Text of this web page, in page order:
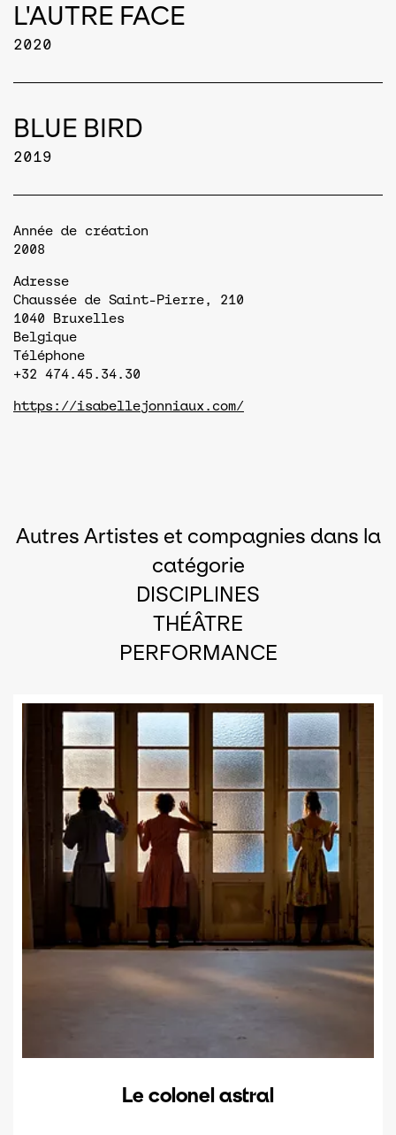
L'AUTRE FACE
2020
BLUE BIRD
2019
Année de création
2008
Adresse
Chaussée de Saint-Pierre, 210
1040
Bruxelles
Belgique
Téléphone
+32 474.45.34.30
https://isabellejonniaux.com/
Autres Artistes et compagnies dans la
catégorie
DISCIPLINES
THÉÂTRE
PERFORMANCE
Le colonel astral